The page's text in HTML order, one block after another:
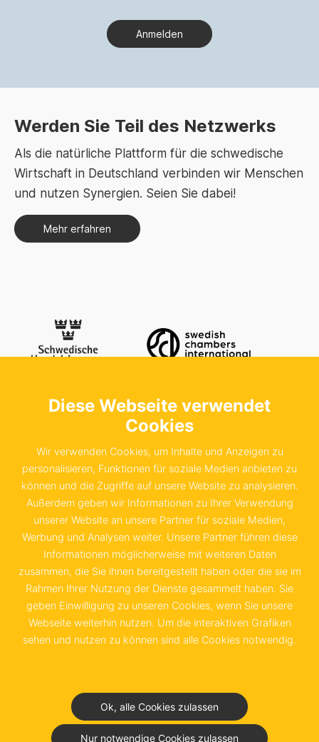
Anmelden
Werden Sie Teil des Netzwerks
Als die natürliche Plattform für die schwedische
Wirtschaft in Deutschland verbinden wir Menschen
und nutzen Synergien. Seien Sie dabei!
Mehr erfahren
Kontaktieren Sie uns
Schwedische Handelskammer in der
Sachsenstraße 6
20097 Hamburg
+49 40 655 874 0
info@schwedenkammer.de
Kontakt Impressum
Nutzungsbedingungen
Junior Chamber Club
Diese Webseite verwendet
Cookies
Wir verwenden Cookies, um Inhalte und Anzeigen zu
personalisieren, Funktionen für soziale Medien anbieten zu
können und die Zugriffe auf unsere Website zu analysieren.
Außerdem geben wir Informationen zu Ihrer Verwendung
unserer Website an unsere Partner für soziale Medien,
Werbung und Analysen weiter. Unsere Partner führen diese
Informationen möglicherweise mit weiteren Daten
zusammen, die Sie ihnen bereitgestellt haben oder die sie im
Rahmen Ihrer Nutzung der Dienste gesammelt haben. Sie
geben Einwilligung zu unseren Cookies, wenn Sie unsere
Webseite weiterhin nutzen. Um die interaktiven Grafiken
sehen und nutzen zu können sind alle Cookies notwendig.
Ok, alle Cookies zulassen
Nur notwendige Cookies zulassen